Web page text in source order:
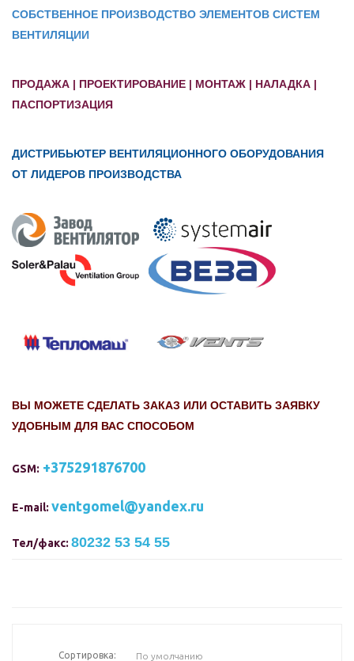
СОБСТВЕННОЕ ПРОИЗВОДСТВО ЭЛЕМЕНТОВ СИСТЕМ
ВЕНТИЛЯЦИИ
ПРОДАЖА | ПРОЕКТИРОВАНИЕ | МОНТАЖ | НАЛАДКА |
ПАСПОРТИЗАЦИЯ
ДИСТРИБЬЮТЕР ВЕНТИЛЯЦИОННОГО ОБОРУДОВАНИЯ
ОТ ЛИДЕРОВ ПРОИЗВОДСТВА
ВЫ МОЖЕТЕ СДЕЛАТЬ ЗАКАЗ ИЛИ ОСТАВИТЬ ЗАЯВКУ
УДОБНЫМ ДЛЯ ВАС СПОСОБОМ
GSM: +375291876700
E-mail: ventgomel@yandex.ru
Тел/факс: 80232 53 54 55
Сортировка: